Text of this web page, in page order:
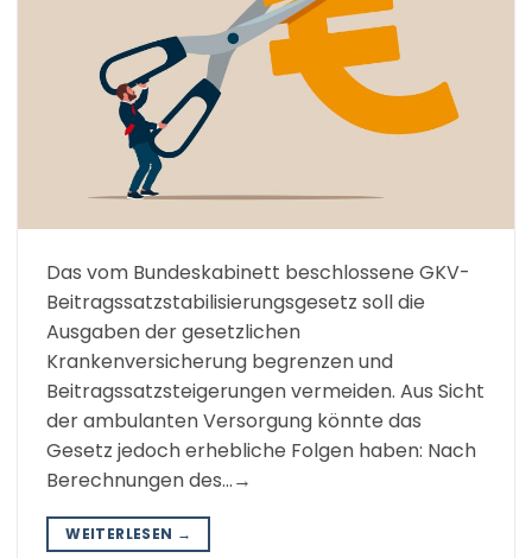
Das vom Bundeskabinett beschlossene GKV-
Beitragssatzstabilisierungsgesetz soll die
Ausgaben der gesetzlichen
Krankenversicherung begrenzen und
Beitragssatzsteigerungen vermeiden. Aus Sicht
der ambulanten Versorgung könnte das
Gesetz jedoch erhebliche Folgen haben: Nach
Berechnungen des…→
WEITERLESEN →